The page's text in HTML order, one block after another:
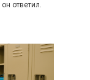
ответил.